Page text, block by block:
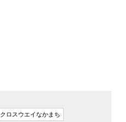
クロスウエイなかまち